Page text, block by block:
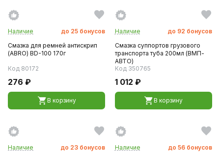
Наличие до 25 бонусов
Смазка для ремней антискрип
(ABRO) BD-100 170г
Код 80172
276 ₽
В корзину
Наличие до 92 бонусов
Смазка суппортов грузового
транспорта туба 200мл (ВМП-
АВТО)
Код 350765
1 012 ₽
В корзину
Наличие до 23 бонусов
Наличие до 56 бонусов